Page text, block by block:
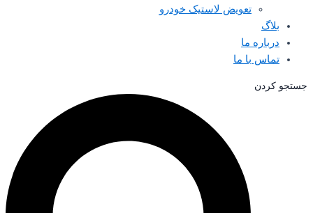
تعویض لاستیک خودرو
بلاگ
درباره ما
تماس با ما
جستجو کردن